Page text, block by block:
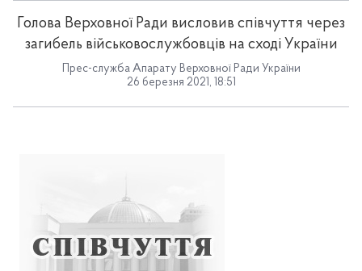
Голова Верховної Ради висловив співчуття через
загибель військовослужбовців на сході України
Прес-служба Апарату Верховної Ради України
26 березня 2021, 18:51